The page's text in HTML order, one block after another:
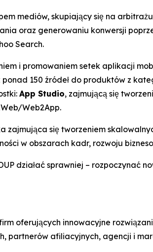
mediów, skupiający się na
oraz generowaniu konwersji
Search.
i promowaniem setek aplikacji
ponad 150 źródeł do produktów z
App Studio, zajmującą się
Web2App.
zajmująca się tworzeniem
w obszarach kadr, rozwoju
działać sprawniej – rozpoczynać
firm oferujących innowacyjne
partnerów afiliacyjnych, agencji i